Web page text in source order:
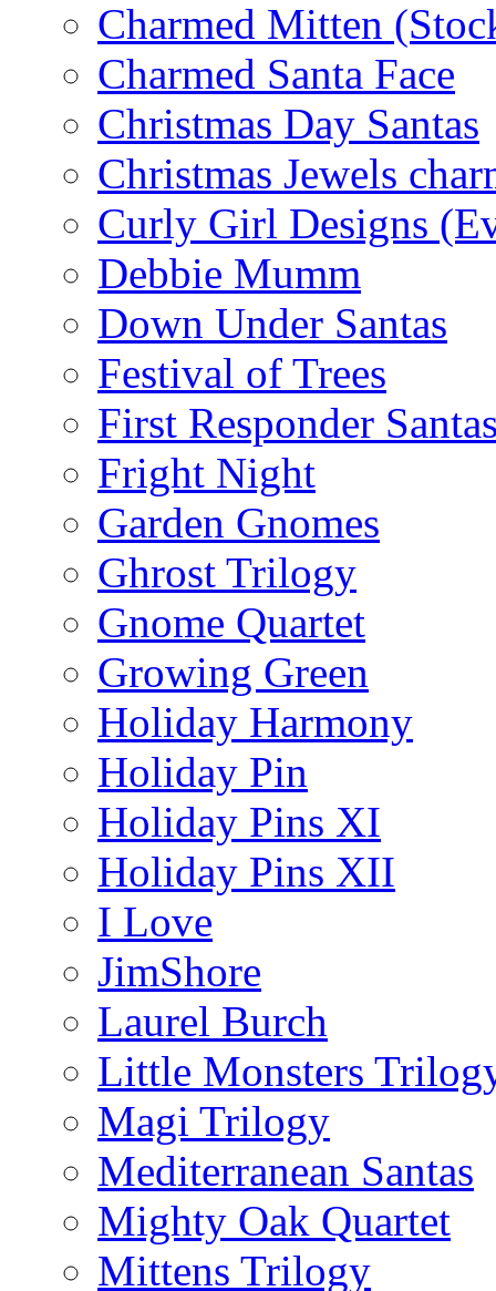
Charmed Mitten
Charmed Santa Face
Christmas Day Santas
Christmas Jewels
Curly Girl Designs
Debbie Mumm
Down Under Santas
Festival of Trees
First Responder
Fright Night
Garden Gnomes
Ghrost Trilogy
Gnome Quartet
Growing Green
Holiday Harmony
Holiday Pin
Holiday Pins XI
Holiday Pins XII
I Love
JimShore
Laurel Burch
Little Monsters
Magi Trilogy
Mediterranean Santas
Mighty Oak Quartet
Mittens Trilogy